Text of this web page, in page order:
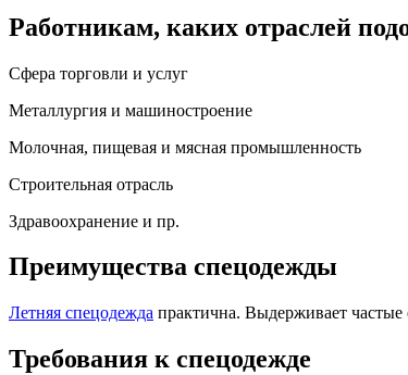
Работникам, каких отраслей
Сфера торговли и услуг
Металлургия и машиностроение
Молочная, пищевая и мясная промышленность
Строительная отрасль
Здравоохранение и пр.
Преимущества спецодежды
Летняя спецодежда практична. Выдерживает
Требования к спецодежде